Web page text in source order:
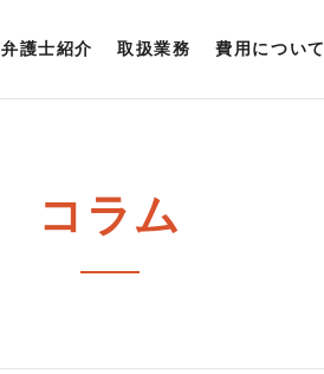
弁護士紹介 取扱業務 費用について
コラム